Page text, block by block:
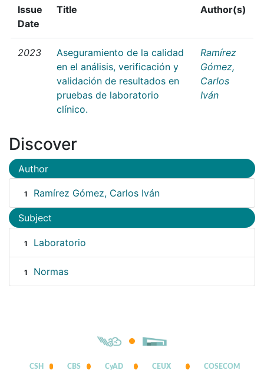
Issue
Date
Title Author(s)
2023
Aseguramiento de la calidad
en el análisis, verificación y
validación de resultados en
pruebas de laboratorio
clínico.
Ramírez
Gómez,
Carlos
Iván
Discover
Author
1 Ramírez Gómez, Carlos Iván
Subject
1 Laboratorio
1 Normas
CSH CBS CyAD CEUX COSECOM